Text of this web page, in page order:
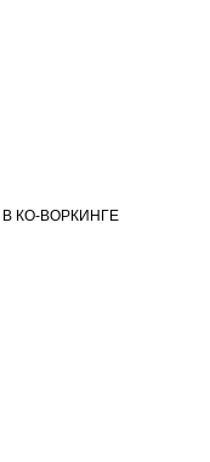
В КО-ВОРКИНГЕ